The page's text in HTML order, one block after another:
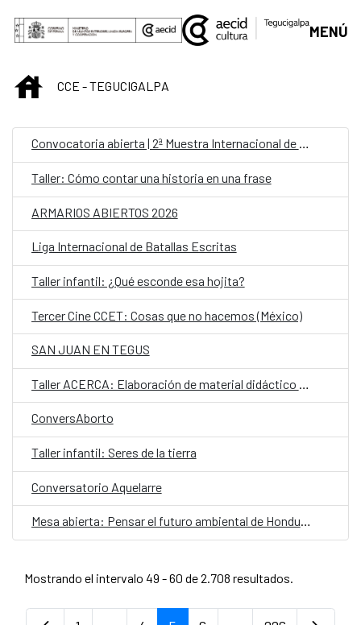
Saltar al contenido principal
MENÚ
INICIOCCE - TEGUCIGALPA
Convocatoria abierta | 2ª Muestra Internacional de Cine “Canarias Documental”
Taller: Cómo contar una historia en una frase
ARMARIOS ABIERTOS 2026
Liga Internacional de Batallas Escritas
Taller infantil: ¿Qué esconde esa hojita?
Tercer Cine CCET: Cosas que no hacemos (México)
SAN JUAN EN TEGUS
Taller ACERCA: Elaboración de material didáctico para lenguas indígenas
ConversAborto
Taller infantil: Seres de la tierra
Conversatorio Aquelarre
Mesa abierta: Pensar el futuro ambiental de Honduras
Mostrando el intervalo 49 - 60 de 2.708 resultados.